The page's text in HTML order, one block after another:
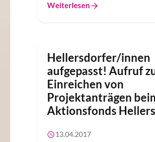
Weiterlesen
Hellersdorfer/innen
aufgepasst! Aufruf
Einreichen von
Projektanträgen
Aktionsfonds
13.04.2017